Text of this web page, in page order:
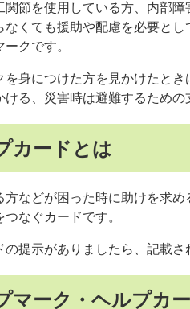
節を使用している方、内部障
なくても援助や配慮を必要と
クです。
を身につけた方を見かけたと
ける、災害時は避難するため
カードとは
などが困った時に助けを求め
なぐカードです。
の提示がありましたら、記載
マーク・ヘルプカ